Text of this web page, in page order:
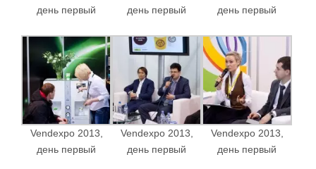
день первый
день первый
день первый
Vendexpo 2013,
день первый
Vendexpo 2013,
день первый
Vendexpo 2013,
день первый